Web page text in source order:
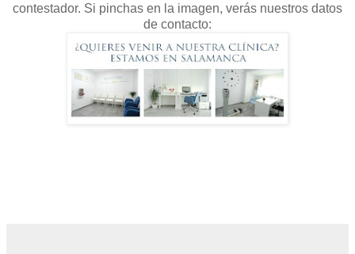
contestador. Si pinchas en la imagen, verás nuestros datos
de contacto: